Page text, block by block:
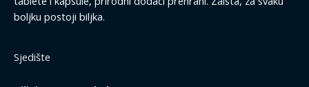
boljku postoji biljka.
Sjedište